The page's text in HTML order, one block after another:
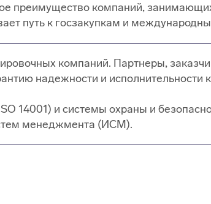
преимущество компаний,
путь к госзакупкам и
компаний. Партнеры,
надежности и исполнительности
14001) и системы охраны и
менеджмента (ИСМ).